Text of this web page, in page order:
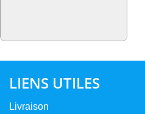
LIENS UTILES
Livraison